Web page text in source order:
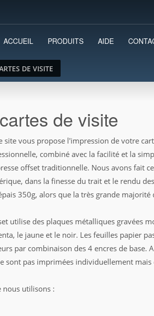
ACCUEIL PRODUITS AIDE
DE VISITE
de visite
site vous propose l'impression de votre
combiné avec la facilité et la
offset traditionnelle. Nous avons fait
dans la finesse du trait et le rendu
350g, alors que la très grande
utilise des plaques métalliques gravées
le jaune et le noir. Les feuilles papier
par combinaison des 4 encres de
sont pas imprimées individuellement
nous utilisons :